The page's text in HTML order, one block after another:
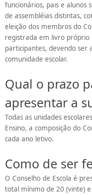
funcionários, pais e alunos
de assembléias distintas,
eleição dos membros do
registrada em livro próprio
participantes, devendo ser
comunidade escolar.
Qual o prazo
apresentar a
Todas as unidades
Ensino, a composição do
cada ano letivo.
Como de ser
O Conselho de Escola é
total mínimo de 20 (vinte)